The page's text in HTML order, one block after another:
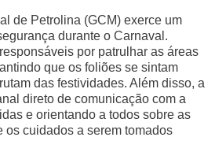
de Petrolina (GCM) exerce um
durante o Carnaval.
por patrulhar as áreas
que os foliões se sintam
das festividades. Além disso, a
direto de comunicação com a
e orientando a todos sobre as
os cuidados a serem tomados